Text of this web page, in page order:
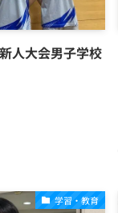
人大会男子学校
学習・教育